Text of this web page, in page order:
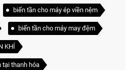
biến tần cho máy ép viền nệm
biến tần cho máy may đệm
KHÍ
tại thanh hóa